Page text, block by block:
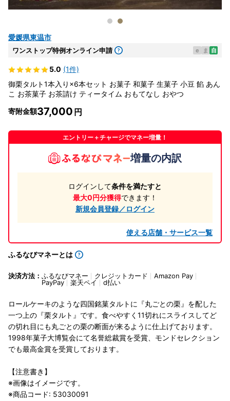
愛媛県東温市
ワンストップ特例オンライン申請 e ま 自
5.0 (1件)
御栗タルト1本入り×6本セット お菓子 和菓子 生菓子 小豆 餡 あん
こ お茶菓子 お茶請け ティータイム おもてなし おやつ
寄附金額37,000
エントリー＋チャージでマネー増量！
増量の内訳
ログインして条件を満たすと
最大0円分獲得できます！
新規会員登録／ログイン
使える店舗・サービス一覧
ふるなびマネーとは
決済方法： ふるなびマネー クレジットカード
Amazon Pay
PayPay
楽天ペイ d払い
ロールケーキのような四国銘菓タルトに『丸ごとの栗』を配した
一つ上の『栗タルト』です。食べやすく11切れにスライスしてど
の切れ目にも丸ごとの栗の断面が来るように仕上げております。
1998年菓子大博覧会にて名誉総裁賞を受賞、モンドセレクション
でも最高金賞を受賞しております。
【注意書き】
※画像はイメージです。
※商品コード: 53030091